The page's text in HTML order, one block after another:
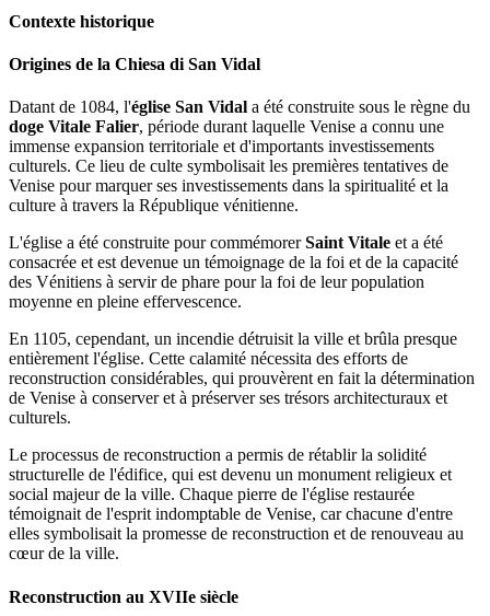
Contexte historique
Origines de la Chiesa di San Vidal
Datant de 1084, l'église San Vidal a été construite sous le règne du
doge Vitale Falier, période durant laquelle Venise a connu une
immense expansion territoriale et d'importants investissements
culturels. Ce lieu de culte symbolisait les premières tentatives de
Venise pour marquer ses investissements dans la spiritualité et la
culture à travers la République vénitienne.
L'église a été construite pour commémorerSaint Vitale et a été
consacrée et est devenue un témoignage de la foi et de la capacité
des Vénitiens à servir de phare pour la foi de leur population
moyenne en pleine effervescence.
En 1105, cependant, un incendie détruisit la ville et brûla presque
entièrement l'église. Cette calamité nécessita des efforts de
reconstruction considérables, qui prouvèrent en fait la détermination
de Venise à conserver et à préserver ses trésors architecturaux et
culturels.
Le processus de reconstruction a permis de rétablir la solidité
structurelle de l'édifice, qui est devenu un monument religieux et
social majeur de la ville. Chaque pierre de l'église restaurée
témoignait de l'esprit indomptable de Venise, car chacune d'entre
elles symbolisait la promesse de reconstruction et de renouveau au
cœur de la ville.
Reconstruction au XVIIe siècle